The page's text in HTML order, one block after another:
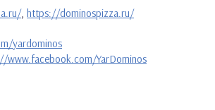
, https://dominospizza.ru/
yardominos
www.facebook.com/YarDominos